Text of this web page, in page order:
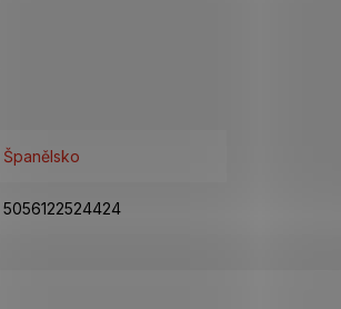
Španělsko
5056122524424